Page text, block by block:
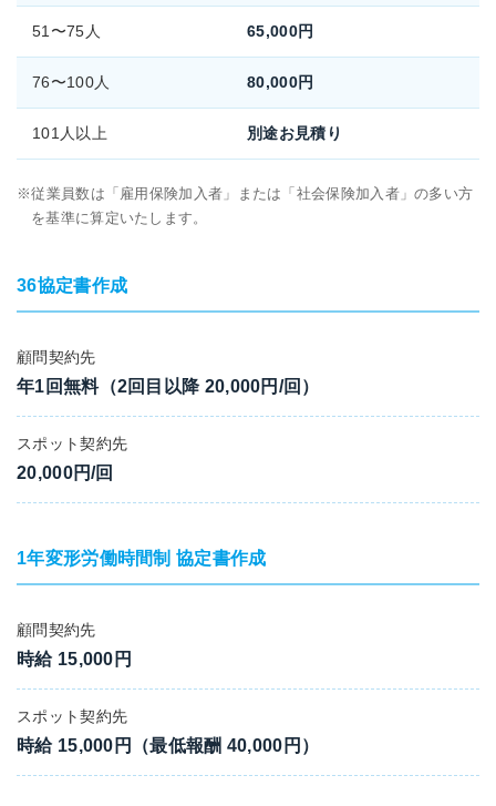
51〜75人 65,000円
76〜100人 80,000円
101人以上 別途お見積り
従業員数は「雇用保険加入者」または「社会保険加入者」の多い方
を基準に算定いたします。
36協定書作成
顧問契約先
年1回無料（2回目以降 20,000円/回）
スポット契約先
20,000円/回
1年変形労働時間制 協定書作成
顧問契約先
時給 15,000円
スポット契約先
時給 15,000円（最低報酬 40,000円）